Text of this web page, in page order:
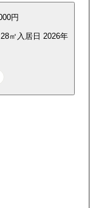
円
㎡ 入居日 2026年